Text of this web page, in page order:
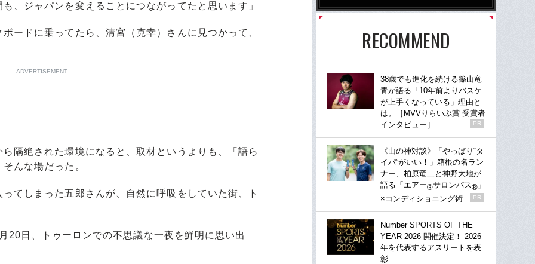
、ジャパンを変えることにつながってたと思います」
ードに乗ってたら、清宮（克幸）さんに見つかって、
ADVERTISEMENT
隔絶された環境になると、取材というよりも、「語ら
んな場だった。
てしまった五郎さんが、自然に呼吸をしていた街、ト
日、トゥーロンでの不思議な一夜を鮮明に思い出
RECOMMEND
38歳でも進化を続ける篠山竜
青が語る「10年前よりバスケ
が上手くなっている」理由と
は。［MVVりらいぶ賞 受賞者
インタビュー］
PR
《山の神対談》「やっぱり“タ
イパ”がいい！」箱根の名ラン
ナー、柏原竜二と神野大地が
語る「エアー®サロンパス® 」
×コンディショニング術
PR
Number SPORTS OF THE
YEAR 2026 開催決定！ 2026
年を代表するアスリートを表
彰